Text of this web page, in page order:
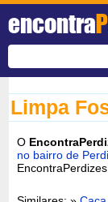
encontra
Limpa
O
no bairro de